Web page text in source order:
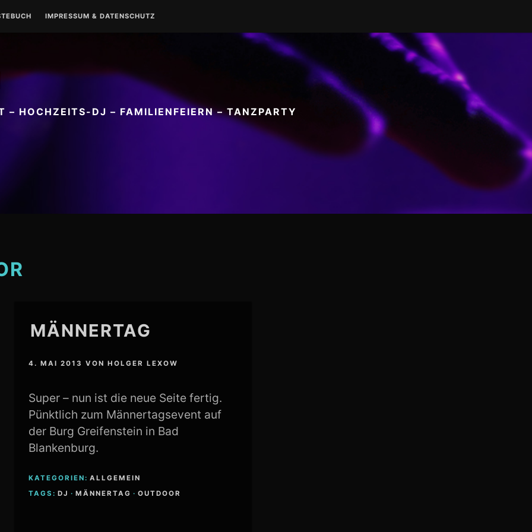
IMPRESSUM & DATENSCHUTZ
– HOCHZEITS-DJ – FAMILIENFEIERN – TANZPARTY
MÄNNERTAG
4. MAI 2013 VON HOLGER LEXOW
Super – nun ist die neue Seite fertig.
Pünktlich zum Männertagsevent auf
der Burg Greifenstein in Bad
Blankenburg.
KATEGORIEN: ALLGEMEIN
TAGS: DJ · MÄNNERTAG · OUTDOOR